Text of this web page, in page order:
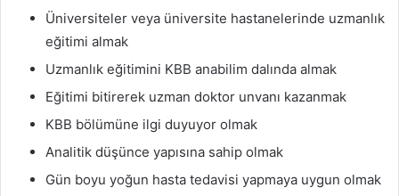
Üniversiteler veya üniversite hastanelerinde uzmanlık
eğitimi almak
Uzmanlık eğitimini KBB anabilim dalında almak
Eğitimi bitirerek uzman doktor unvanı kazanmak
KBB bölümüne ilgi duyuyor olmak
Analitik düşünce yapısına sahip olmak
Gün boyu yoğun hasta tedavisi yapmaya uygun olmak